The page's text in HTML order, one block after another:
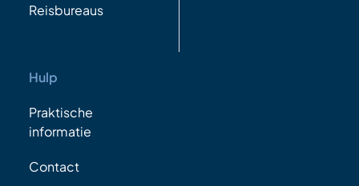
Reisbureaus
Hulp
Praktische
informatie
Contact